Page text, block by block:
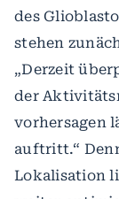
des
stehen
„Derzeit
der
vorhersagen
auftritt.“
Lokalisation